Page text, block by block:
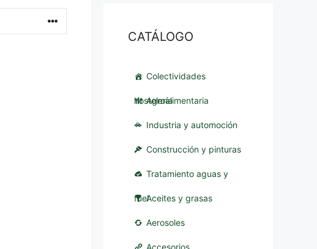
CATÁLOGO
Colectividades
hostelería
Agroalimentaria
Industria y automoción
Construcción y pinturas
Tratamiento aguas y
fuelAceites y grasas
Aerosoles
Accesorios